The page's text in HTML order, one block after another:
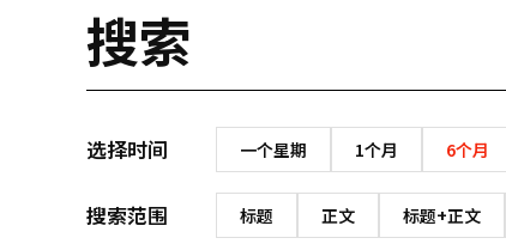
搜索
选择时间 一个星期 1个月 6个月
搜索范围 标题 正文 标题+正文